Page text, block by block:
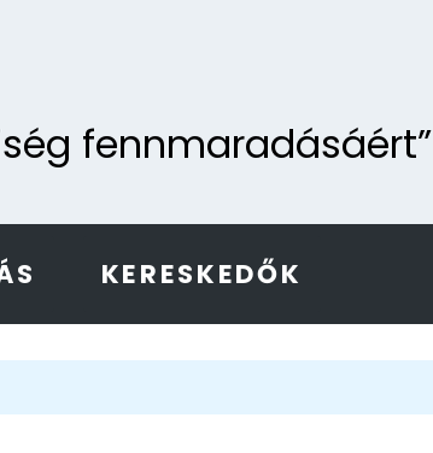
fennmaradásáért”
KERESKEDŐK